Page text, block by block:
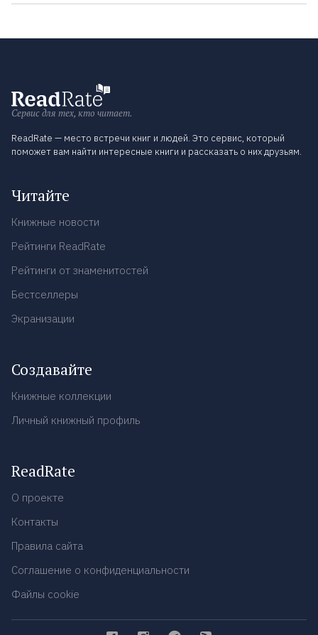
Сервис для тех, кто читает.
ReadRate — место встречи книг и людей. Это сервис, который
поможет вам найти интересные книги и рассказать о них друзьям.
Читайте
Книжные новости
Рейтинги ReadRate
Рейтинги от знаменитостей
Бестселлеры
Экранизации
Создавайте
Книжные коллекции
Личный книжный профиль
ReadRate
О проекте
Контакты
Правила сайта
Соглашение о конфиденциальности
Файлы cookie